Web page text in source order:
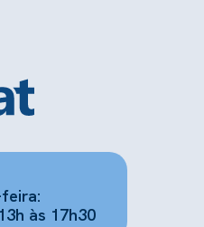
às 17h30